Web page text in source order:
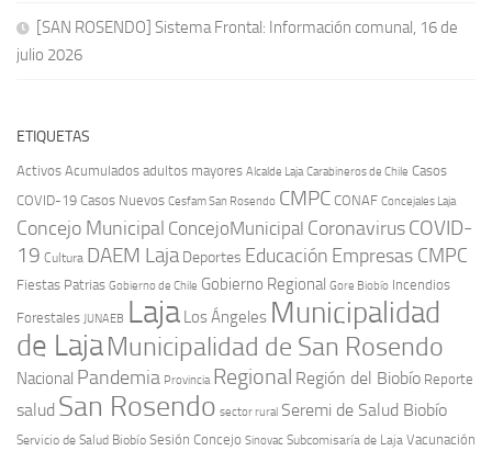
[SAN ROSENDO] Sistema Frontal: Información comunal, 16 de
julio 2026
ETIQUETAS
Activos Acumulados adultos mayores Alcalde Laja Carabineros de Chile Casos
COVID-19 Casos Nuevos Cesfam San Rosendo CMPC CONAF Concejales Laja
Concejo Municipal ConcejoMunicipal CoronavirusCOVID-
19 Cultura DAEM Laja Deportes Educación Empresas CMPC
Fiestas Patrias Gobierno de Chile Gobierno Regional Gore Biobío Incendios
Forestales JUNAEB Laja Los Ángeles Municipalidad
de LajaMunicipalidad de San Rosendo
Nacional Pandemia Provincia Regional Región del Biobío Reporte
salud San Rosendo sector rural Seremi de Salud Biobío
Servicio de Salud Biobío Sesión Concejo Sinovac Subcomisaría de Laja Vacunación